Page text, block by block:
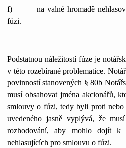
f)
na valné hromadě
fúzi.
Podstatnou náležitostí fúze je
v této rozebírané problematice.
povinností stanovených § 80b
musí obsahovat jména akcionářů,
smlouvy o fúzi, tedy byli proti nebo
uvedeného jasně vyplývá, že
rozhodování, aby mohlo dojít k
nehlasujících pro smlouvu o fúzi.